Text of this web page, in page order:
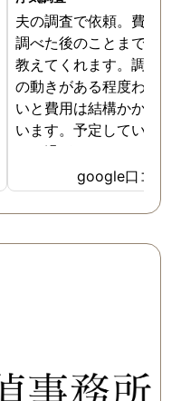
夫の調査で依頼。費用や
調べた後のことまで詳し
教えてくれます。調査対
の動きがある程度わから
いと費用は結構かかると
います。予定していた時
より過ぎてしまいました
が、そのまま調査してい
だき、しっかり証拠取れ
した。あ、もちろん過ぎ
調査が終わって今後どう
とうございました。
google口コミ